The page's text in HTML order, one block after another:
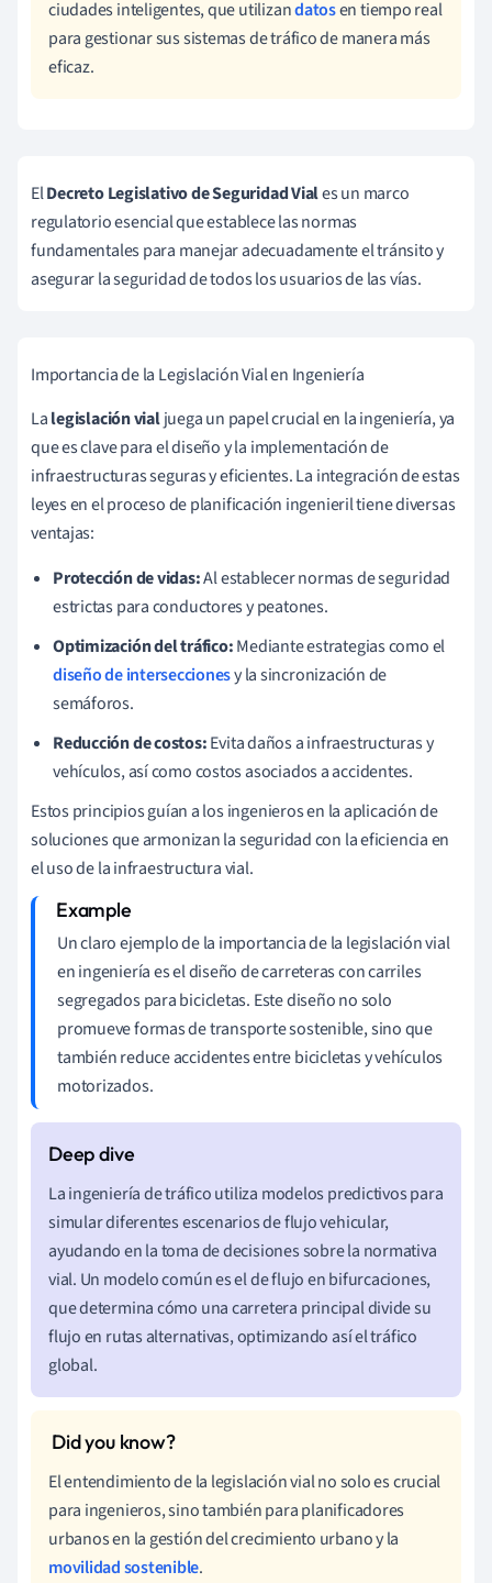
ciudades inteligentes, que utilizandatosen tiempo real
para gestionar sus sistemas de tráfico de manera más
eficaz.
ElDecreto Legislativo de Seguridad Viales un marco
regulatorio esencial que establece las normas
fundamentales para manejar adecuadamente el tránsito y
asegurar la seguridad de todos los usuarios de las vías.
Importancia de la Legislación Vial en Ingeniería
Lalegislación vialjuega un papel crucial en la ingeniería, ya
que es clave para el diseño y la implementación de
infraestructuras seguras y eficientes. La integración de estas
leyes en el proceso de planificación ingenieril tiene diversas
ventajas:
Protección de vidas:Al establecer normas de seguridad
estrictas para conductores y peatones.
Optimización del tráfico:Mediante estrategias como el
diseño de interseccionesy la sincronización de
semáforos.
Reducción de costos:Evita daños a infraestructuras y
vehículos, así como costos asociados a accidentes.
Estos principios guían a los ingenieros en la aplicación de
soluciones que armonizan la seguridad con la eficiencia en
el uso de la infraestructura vial.
Un claro ejemplo de la importancia de la legislación vial
en ingeniería es el diseño de carreteras con carriles
segregados para bicicletas. Este diseño no solo
promueve formas de transporte sostenible, sino que
también reduce accidentes entre bicicletas y vehículos
motorizados.
La ingeniería de tráfico utiliza modelos predictivos para
simular diferentes escenarios de flujo vehicular,
ayudando en la toma de decisiones sobre la normativa
vial. Un modelo común es el de flujo en bifurcaciones,
que determina cómo una carretera principal divide su
flujo en rutas alternativas, optimizando así el tráfico
global.
El entendimiento de la legislación vial no solo es crucial
para ingenieros, sino también para planificadores
urbanos en la gestión del crecimiento urbano y la
movilidad sostenible.